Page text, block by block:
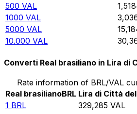
500 VAL
1000 VAL
5000 VAL
10.000 VAL
Converti Real brasiliano in Lira di
Rate information of BRL/VAL
Real brasilianoBRL Lira di Città
1 BRL 329,285 VAL